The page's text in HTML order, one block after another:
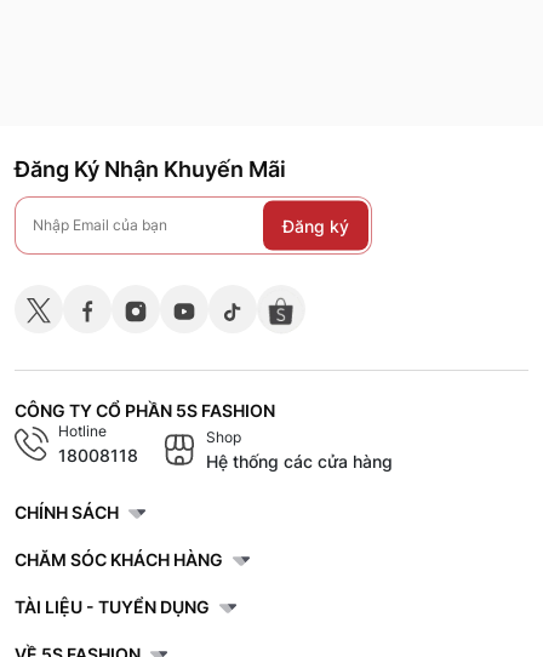
Đăng Ký Nhận Khuyến Mãi
Đăng ký
CÔNG TY CỔ PHẦN 5S FASHION
Hotline
18008118
Shop
Hệ thống các cửa hàng
CHÍNH SÁCH
CHĂM SÓC KHÁCH HÀNG
TÀI LIỆU - TUYỂN DỤNG